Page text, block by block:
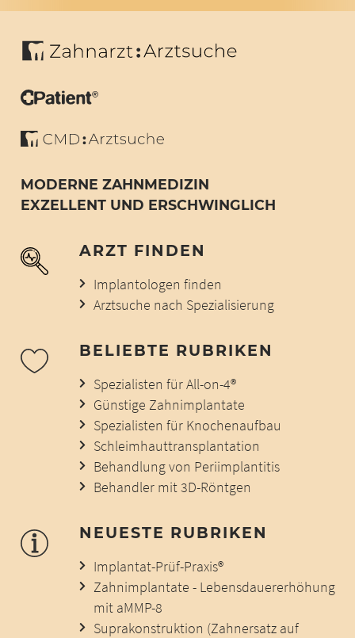
MODERNE ZAHNMEDIZIN
EXZELLENT UND ERSCHWINGLICH
ARZT FINDEN
Implantologen finden
Arztsuche nach Spezialisierung
BELIEBTE RUBRIKEN
Spezialisten für All-on-4®
Günstige Zahnimplantate
Spezialisten für Knochenaufbau
Schleimhauttransplantation
Behandlung von Periimplantitis
Behandler mit 3D-Röntgen
NEUESTE RUBRIKEN
Implantat-Prüf-Praxis®
Zahnimplantate - Lebensdauererhöhung
mit aMMP-8
Suprakonstruktion (Zahnersatz auf